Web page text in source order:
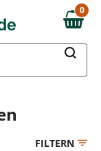
0,00 €
0
FILTERN